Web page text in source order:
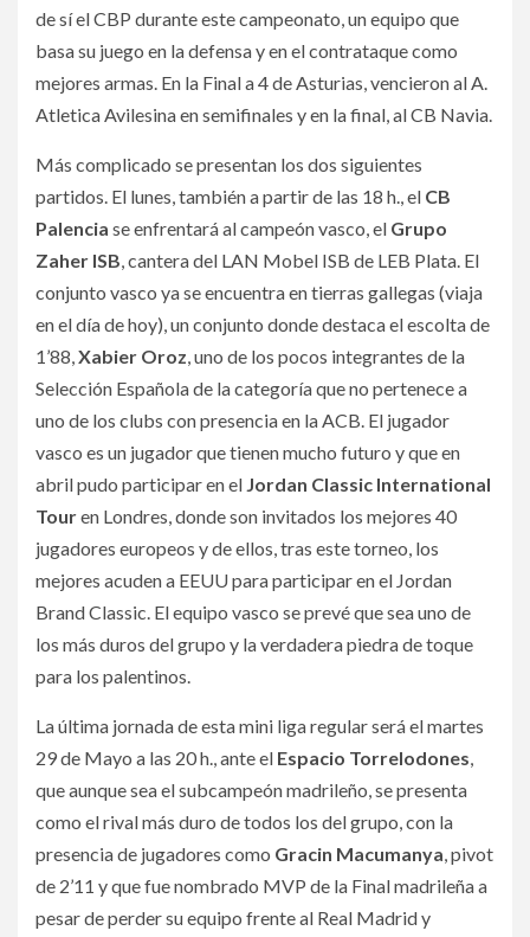
de sí el CBP durante este campeonato, un equipo que
basa su juego en la defensa y en el contrataque como
mejores armas. En la Final a 4 de Asturias, vencieron al A.
Atletica Avilesina en semifinales y en la final, al CB Navia.
Más complicado se presentan los dos siguientes
partidos. El lunes, también a partir de las 18 h., el CB
Palencia se enfrentará al campeón vasco, el Grupo
Zaher ISB, cantera del LAN Mobel ISB de LEB Plata. El
conjunto vasco ya se encuentra en tierras gallegas (viaja
en el día de hoy), un conjunto donde destaca el escolta de
1’88,Xabier Oroz, uno de los pocos integrantes de la
Selección Española de la categoría que no pertenece a
uno de los clubs con presencia en la ACB. El jugador
vasco es un jugador que tienen mucho futuro y que en
abril pudo participar en el Jordan Classic International
Touren Londres, donde son invitados los mejores 40
jugadores europeos y de ellos, tras este torneo, los
mejores acuden a EEUU para participar en el Jordan
Brand Classic. El equipo vasco se prevé que sea uno de
los más duros del grupo y la verdadera piedra de toque
para los palentinos.
La última jornada de esta mini liga regular será el martes
29 de Mayo a las 20 h., ante el Espacio Torrelodones,
que aunque sea el subcampeón madrileño, se presenta
como el rival más duro de todos los del grupo, con la
presencia de jugadores como Gracin Macumanya, pivot
de 2’11 y que fue nombrado MVP de la Final madrileña a
pesar de perder su equipo frente al Real Madrid y